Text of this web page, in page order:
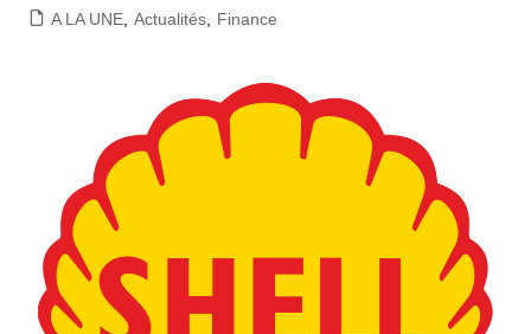
A LA UNE, Actualités, Finance